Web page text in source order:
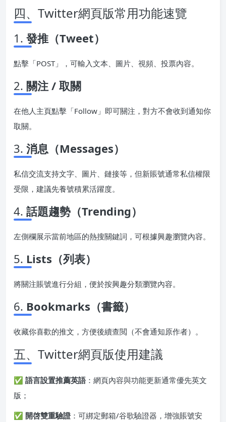
四、Twitter網頁版常用功能速覽
1. 發推（Tweet）
點擊「POST」，可輸入文本、圖片、視頻、投票內容。
2. 關注 / 取關
在他人主頁點擊「Follow」即可關注，對方不會收到通知你
取關。
3. 消息（Messages）
私信交流支持文字、圖片、鏈接等，但新賬號通常私信權限
受限，建議先養號積累活躍度。
4. 話題趨勢（Trending）
左側欄展示當前地區的熱搜關鍵詞，可根據興趣瀏覽內容。
5. Lists（列表）
將關注賬號進行分組，便於按興趣分類瀏覽內容。
6. Bookmarks（書籤）
收藏你喜歡的推文，方便後續查閲（不會通知原作者）。
五、Twitter網頁版使用建議
✅ 語言設置推薦英語：網頁內容與功能更新通常優先英文
版；
✅ 開啓雙重驗證 ：可綁定郵箱/谷歌驗證器，增強賬號安